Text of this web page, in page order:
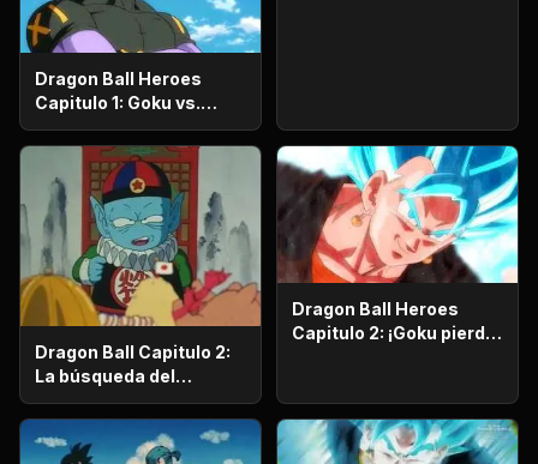
Dragon Ball Heroes
Capitulo 1: Goku vs.
Goku. Inicia una
apasionante batalla en
la prisión planetaria!
Dragon Ball Capitulo 2:
La búsqueda del
emperador
Dragon Ball Heroes
Capitulo 2: ¡Goku pierde